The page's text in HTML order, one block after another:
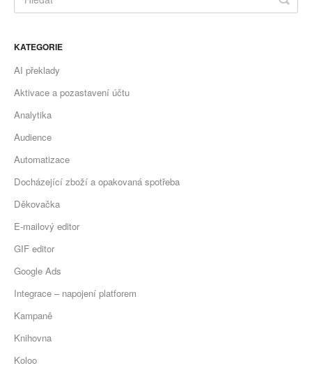
KATEGORIE
AI překlady
Aktivace a pozastavení účtu
Analytika
Audience
Automatizace
Docházející zboží a opakovaná spotřeba
Děkovačka
E-mailový editor
GIF editor
Google Ads
Integrace – napojení platforem
Kampaně
Knihovna
Koloo